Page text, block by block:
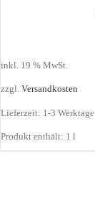
inkl. 19 % MwSt.
zzgl.Versandkosten
Lieferzeit: 1-3 Werktage
Produkt enthält: 1l